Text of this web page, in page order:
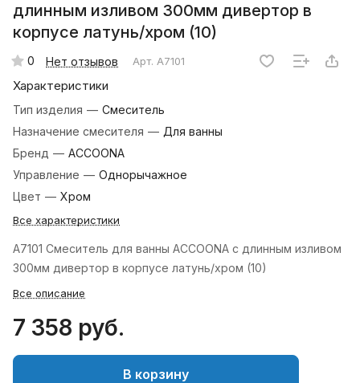
длинным изливом 300мм дивертор в
корпусе латунь/хром (10)
0 Нет отзывов Арт. A7101
Характеристики
Тип изделия — Смеситель
Назначение смесителя — Для ванны
Бренд — ACCOONA
Управление — Однорычажное
Цвет — Хром
Все характеристики
A7101 Смеситель для ванны ACCOONA с длинным изливом
300мм дивертор в корпусе латунь/хром (10)
Все описание
7 358 руб.
В корзину